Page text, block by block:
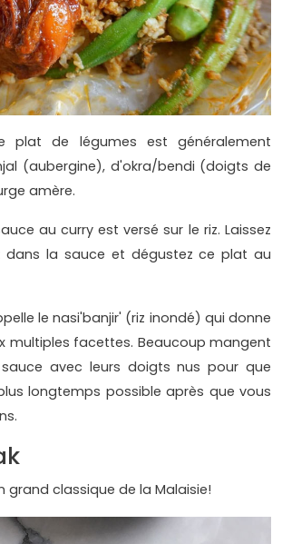
plat de légumes est généralement
(aubergine), d'okra/bendi (doigts de
amère.
au curry est versé sur le riz. Laissez
dans la sauce et dégustez ce plat au
le nasi'banjir' (riz inondé) qui donne
multiples facettes. Beaucoup mangent
avec leurs doigts nus pour que
longtemps possible après que vous
grand classique de la Malaisie!